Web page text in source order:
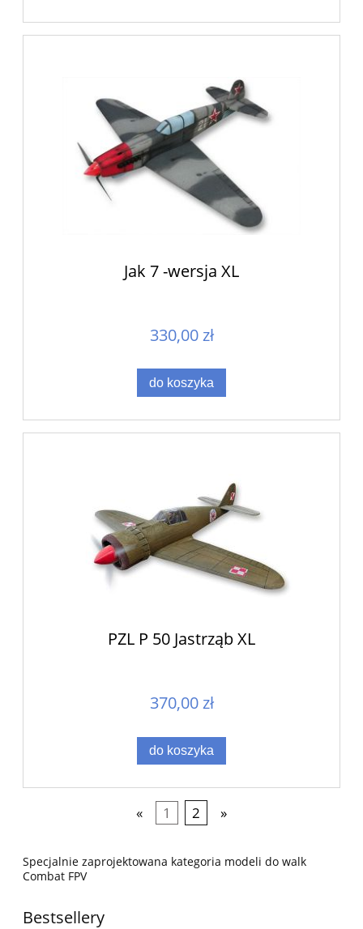
Jak 7 -wersja XL
330,00 zł
do koszyka
PZL P 50 Jastrząb XL
370,00 zł
do koszyka
« 1 2 »
Specjalnie zaprojektowana kategoria modeli do walk
Combat FPV
Bestsellery